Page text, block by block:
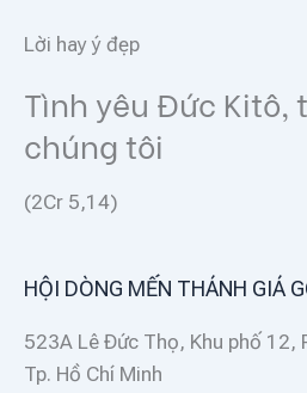
Lời hay ý đẹp
Tình yêu Đức Kitô,
chúng tôi
(2Cr 5,14)
HỘI DÒNG MẾN THÁNH GIÁ
523A Lê Đức Thọ, Khu phố 12,
Tp. Hồ Chí Minh